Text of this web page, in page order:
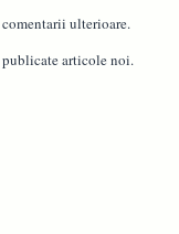
ulterioare.
articole noi.